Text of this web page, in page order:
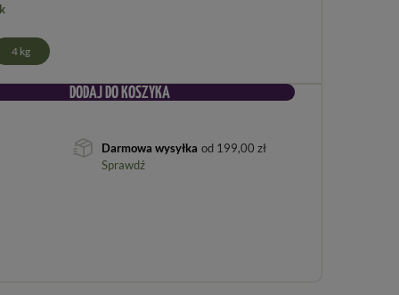
4 kg
DODAJ DO KOSZYKA
Darmowa wysyłka od 199,00 zł
Sprawdź